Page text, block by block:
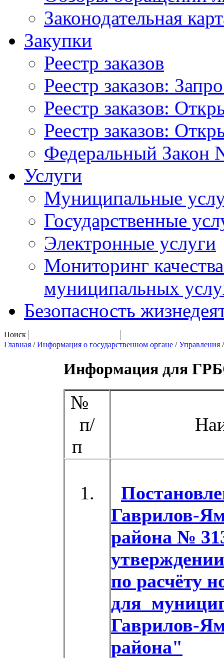
Законодательная
Закупки
Реестр заказов
Реестр заказов:
Реестр заказов:
Реестр заказов:
Федеральный Закон
Услуги
Муниципальные
Государственные
Электронные услуги
Мониторинг
муниципальных
Безопасность
Поиск
Главная /Информация о государственном органе /Управления
Информация для
№
п/
п
1.
Гаврилов-
района №
по расчёту
для
Гаврилов-
района"